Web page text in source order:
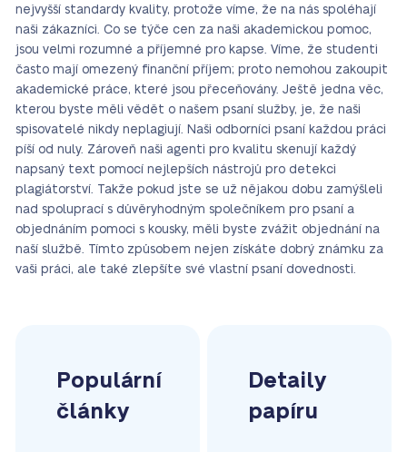
nejvyšší standardy kvality, protože víme, že na nás spoléhají
naši zákazníci. Co se týče cen za naši akademickou pomoc,
jsou velmi rozumné a příjemné pro kapse. Víme, že studenti
často mají omezený finanční příjem; proto nemohou zakoupit
akademické práce, které jsou přeceňovány. Ještě jedna věc,
kterou byste měli vědět o našem psaní služby, je, že naši
spisovatelé nikdy neplagiují. Naši odborníci psaní každou práci
píší od nuly. Zároveň naši agenti pro kvalitu skenují každý
napsaný text pomocí nejlepších nástrojů pro detekci
plagiátorství. Takže pokud jste se už nějakou dobu zamýšleli
nad spoluprací s důvěryhodným společníkem pro psaní a
objednáním pomoci s kousky, měli byste zvážit objednání na
naší službě. Tímto způsobem nejen získáte dobrý známku za
vaši práci, ale také zlepšíte své vlastní psaní dovednosti.
Populární
články
Detaily
papíru